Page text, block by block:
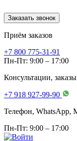
Заказать звонок
Приём заказов
+7 800 775-31-91
Пн-Пт: 9:00 – 17:00
Консультации, заказы
+7 918 927-99-90
Телефон, WhatsApp,
Пн-Пт: 9:00 – 17:00